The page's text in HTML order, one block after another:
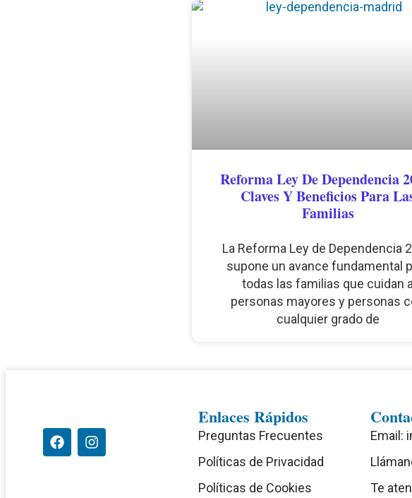
Reforma Ley De Dependencia
Claves Y Beneficios Para
Familias
La Reforma Ley de Dependencia
supone un avance fundamental
todas las familias que cuidan a
personas mayores y personas
cualquier grado de
Enlaces Rápidos
Preguntas Frecuentes
Políticas de Privacidad
Políticas de Cookies
Email:
Te